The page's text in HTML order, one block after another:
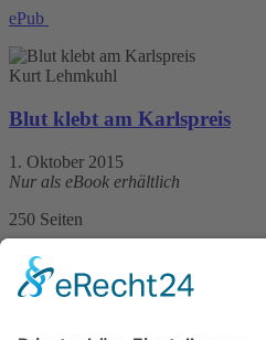
ePub
Kurt Lehmkuhl
Blut klebt am Karlspreis
1. Oktober 2015
Nur als eBook erhältlich
250 Seiten
Print 5,99 € / E-Book 5,99 €
mehr Infos …